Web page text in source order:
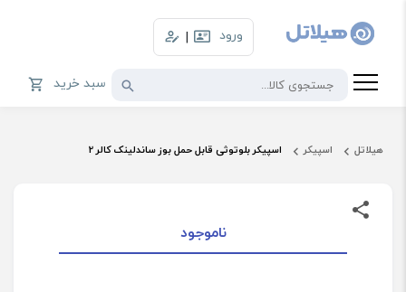
ورود |
سبد خرید
هیلاتل اسپیکر اسپیکر بلوتوثی قابل حمل بوز ساندلینک کالر 2
ناموجود